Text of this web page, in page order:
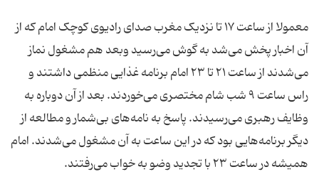
معمولا از ساعت ۱۷ تا نزدیک مغرب صدای رادیوی کوچک امام که از
آن اخبار پخش می‌شد به گوش می‌رسید وبعد هم مشغول نماز
می‌شدند از ساعت ۲۱ تا ۲۳ امام برنامه غذایی منظمی داشتند و
راس ساعت ۹ شب شام مختصری می‌خوردند. بعد از آن دوباره به
وظایف رهبری می‌رسیدند. پاسخ به نامه‌های بی‌شمار و مطالعه از
دیگر برنامه‌هایی بود که در این ساعت به آن مشغول می‌شدند. امام